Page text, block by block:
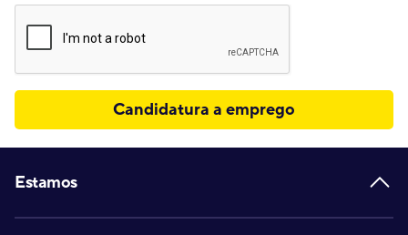
Candidatura a emprego
Footer
Estamos